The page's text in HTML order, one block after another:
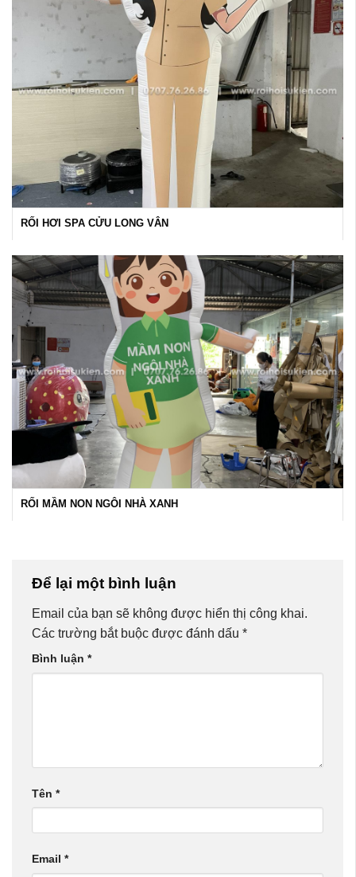
RỐI HƠI SPA CỬU LONG VÂN
RỐI MẦM NON NGÔI NHÀ XANH
Để lại một bình luận
Email của bạn sẽ không được hiển thị công khai.
Các trường bắt buộc được đánh dấu *
Bình luận *
Tên *
Email *